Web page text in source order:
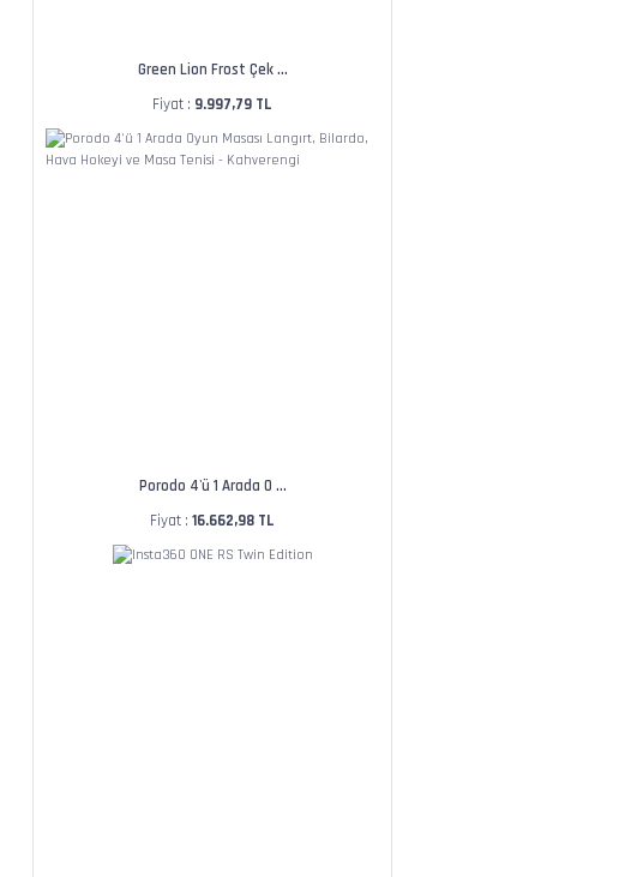
Green Lion Frost Çek ...
Fiyat : 9.997,79 TL
Porodo 4'ü 1 Arada O ...
Fiyat : 16.662,98 TL